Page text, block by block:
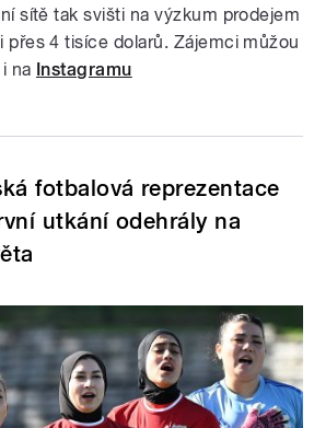
sítě tak svišti na výzkum prodejem
přes 4 tisíce dolarů. Zájemci můžou
na Instagramu
fotbalová reprezentace
utkání odehrály na